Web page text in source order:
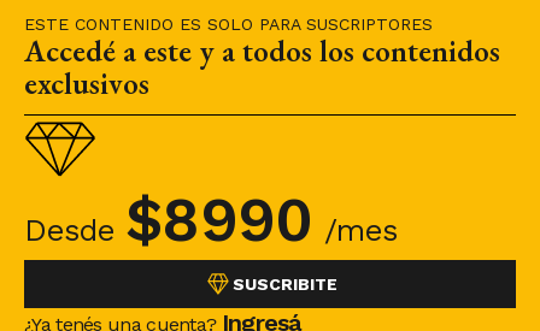
ESTE CONTENIDO ES SOLO PARA SUSCRIPTORES
Accedé a este y a todos los contenidos
exclusivos
Desde $8990 /mes
SUSCRIBITE
¿Ya tenés una cuenta? Ingresá